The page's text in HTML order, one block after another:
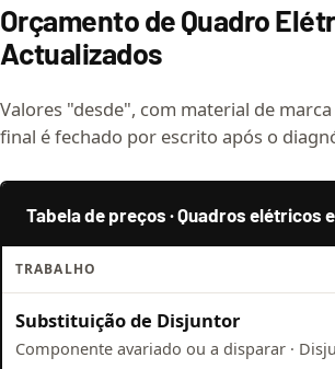
Orçamento de Quadro
Actualizados
Valores "desde", com material de
final é fechado por escrito após o
Tabela de preços · Quadros elétricos
TRABALHO
Substituição de Disjuntor
Componente avariado ou a disparar ·